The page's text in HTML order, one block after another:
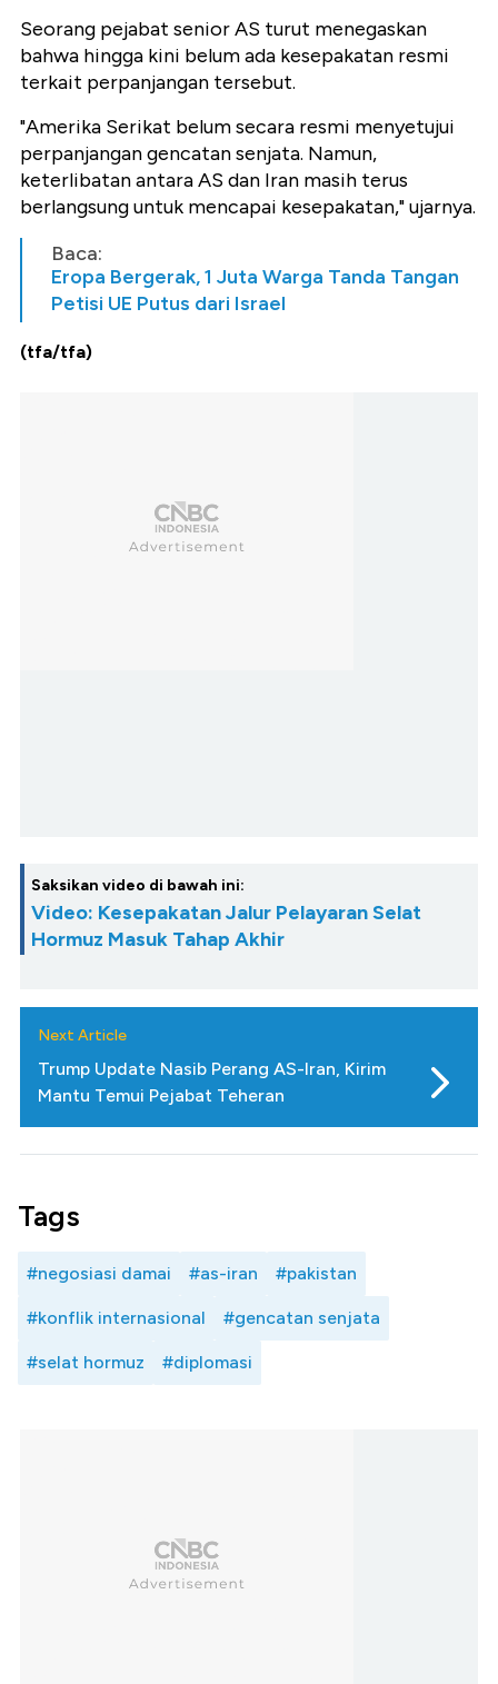
Seorang pejabat senior AS turut menegaskan
bahwa hingga kini belum ada kesepakatan resmi
terkait perpanjangan tersebut.
"Amerika Serikat belum secara resmi menyetujui
perpanjangan gencatan senjata. Namun,
keterlibatan antara AS dan Iran masih terus
berlangsung untuk mencapai kesepakatan," ujarnya.
Baca:
Eropa Bergerak, 1 Juta Warga Tanda Tangan
Petisi UE Putus dari Israel
(tfa/tfa)
Saksikan video di bawah ini:
Video: Kesepakatan Jalur Pelayaran Selat
Hormuz Masuk Tahap Akhir
Next Article
Trump Update Nasib Perang AS-Iran, Kirim
Mantu Temui Pejabat Teheran
Tags
#negosiasi damai #as-iran #pakistan
#konflik internasional #gencatan senjata
#selat hormuz #diplomasi